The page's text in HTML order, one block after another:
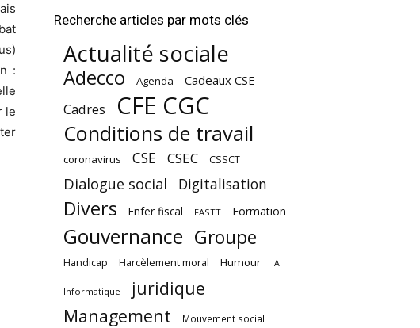
:
le
Recherche articles par mots clés
Actualité sociale
Adecco Agenda Cadeaux CSE
Cadres CFE CGC
Conditions de travail
coronavirus CSE CSEC CSSCT
Dialogue social Digitalisation
Divers Enfer fiscal FASTT Formation
Gouvernance Groupe
Handicap Harcèlement moral Humour IA
Informatique
juridique
Management
Mouvement social